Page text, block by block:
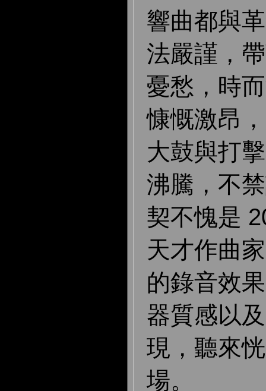
響曲都與
法嚴謹，
憂愁，時
慷慨激昂
大鼓與打
沸騰，不
契不愧是
天才作曲
的錄音效
器質感以
現，聽來
場。